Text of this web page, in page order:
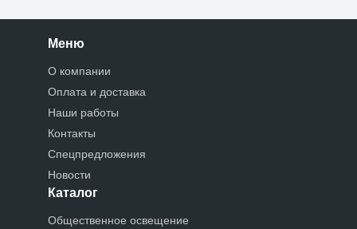
Меню
О компании
Оплата и доставка
Наши работы
Контакты
Спецпредложения
Новости
Каталог
Общественное освещение